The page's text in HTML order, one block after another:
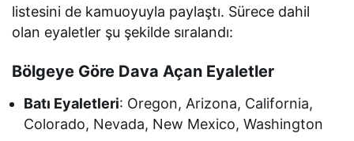
listesini de kamuoyuyla paylaştı. Sürece dahil
olan eyaletler şu şekilde sıralandı:
Bölgeye Göre Dava Açan Eyaletler
Batı Eyaletleri: Oregon, Arizona, California,
Colorado, Nevada, New Mexico, Washington